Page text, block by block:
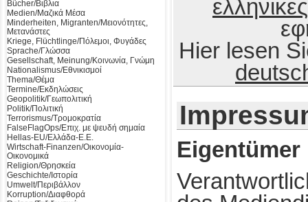
Bücher/Βιβλια
Medien/Μαζικά Μέσα
Minderheiten, Migranten/Μειονότητες,
Μετανάστες
Kriege, Flüchtlinge/Πόλεμοι, Φυγάδες
Sprache/Γλώσσα
Gesellschaft, Meinung/Κοινωνία, Γνώμη
Nationalismus/Εθνικισμοί
Thema/Θέμα
Termine/Εκδηλώσεις
Geopolitik/Γεωπολιτική
Politik/Πολιτική
Terrorismus/Τρομοκρατία
FalseFlagOps/Επιχ. με ψευδή σημαία
Hellas-EU/Ελλάδα-Ε.Ε.
Wirtschaft-Finanzen/Οικονομία-
Οικονομικά
Religion/Θρησκεία
Geschichte/Ιστορία
Umwelt/Περιβάλλον
Korruption/Διαφθορά
ελληνικες
Hier lesen
Eigentümer